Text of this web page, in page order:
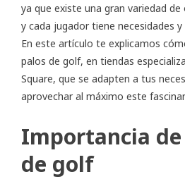
ya que existe una gran variedad
y cada jugador tiene necesidades
En este artículo te explicamos
palos de golf, en tiendas
Square, que se adapten a tus
aprovechar al máximo este
Importancia
de golf